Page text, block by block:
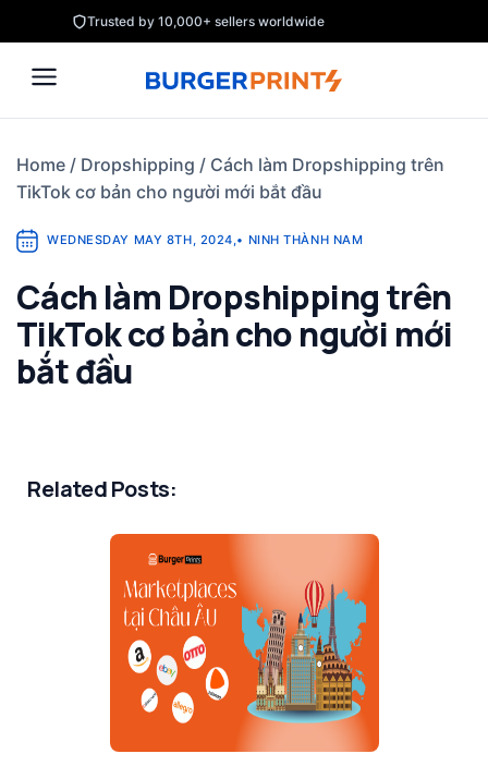
to
content
Trusted by 10,000+ sellers worldwide
Home / Dropshipping / Cách làm Dropshipping trên
TikTok cơ bản cho người mới bắt đầu
WEDNESDAY MAY 8TH, 2024,• NINH THÀNH NAM
Cách làm Dropshipping trên
TikTok cơ bản cho người mới
bắt đầu
Related Posts: